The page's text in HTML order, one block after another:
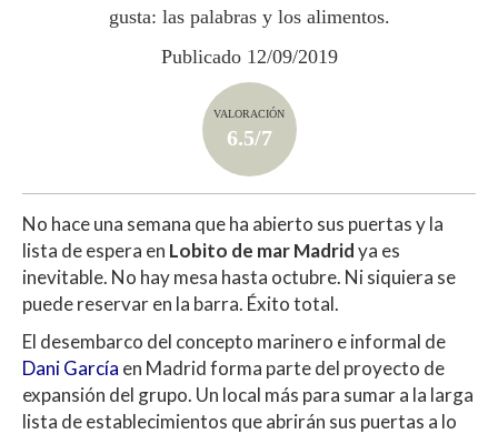
gusta: las palabras y los alimentos.
Publicado 12/09/2019
VALORACIÓN
6.5/7
No hace una semana que ha abierto sus puertas y la
lista de espera en Lobito de mar Madridya es
inevitable. No hay mesa hasta octubre. Ni siquiera se
puede reservar en la barra. Éxito total.
El desembarco del concepto marinero e informal de
Dani García en Madrid forma parte del proyecto de
expansión del grupo. Un local más para sumar a la larga
lista de establecimientos que abrirán sus puertas a lo